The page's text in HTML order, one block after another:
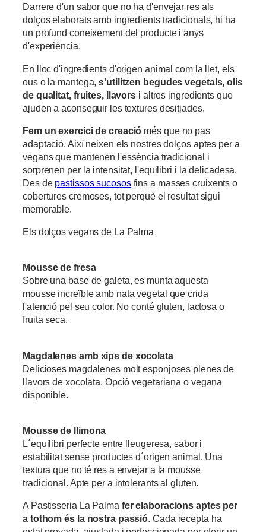
Darrere d'un sabor que no ha d'envejar res als
dolços elaborats amb ingredients tradicionals, hi ha
un profund coneixement del producte i anys
d'experiència.
En lloc d'ingredients d'origen animal com la llet, els
ous o la mantega,s'utilitzen begudes vegetals, olis
de qualitat, fruites, llavors i altres ingredients que
ajuden a aconseguir les textures desitjades.
Fem un exercici de creació més que no pas
adaptació. Així neixen els nostres dolços aptes per a
vegans que mantenen l'essència tradicional i
sorprenen per la intensitat, l'equilibri i la delicadesa.
Des de pastissos sucososfins a masses cruixents o
cobertures cremoses, tot perquè el resultat sigui
memorable.
Els dolços vegans de La Palma
Mousse de fresa
Sobre una base de galeta, es munta aquesta
mousse increïble amb nata vegetal que crida
l'atenció pel seu color. No conté gluten, lactosa o
fruita seca.
Magdalenes amb xips de xocolata
Delicioses magdalenes molt esponjoses plenes de
llavors de xocolata. Opció vegetariana o vegana
disponible.
Mousse de llimona
L´equilibri perfecte entre lleugeresa, sabor i
estabilitat sense productes d´origen animal. Una
textura que no té res a envejar a la mousse
tradicional. Apte per a intolerants al gluten.
A Pastisseria La Palma fer elaboracions aptes per
a tothom és la nostra passió. Cada recepta ha